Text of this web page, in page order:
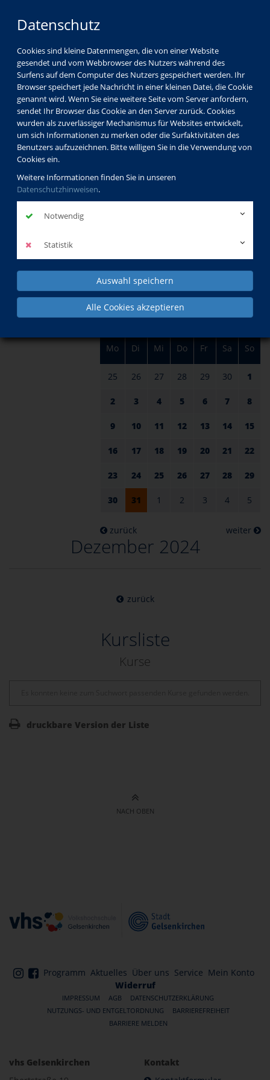
Datenschutz
Cookies sind kleine Datenmengen, die von einer Website
gesendet und vom Webbrowser des Nutzers während des
Surfens auf dem Computer des Nutzers gespeichert werden. Ihr
Browser speichert jede Nachricht in einer kleinen Datei, die Cookie
genannt wird. Wenn Sie eine weitere Seite vom Server anfordern,
sendet Ihr Browser das Cookie an den Server zurück. Cookies
wurden als zuverlässiger Mechanismus für Websites entwickelt,
um sich Informationen zu merken oder die Surfaktivitäten des
Benutzers aufzuzeichnen. Bitte willigen Sie in die Verwendung von
Cookies ein.
Weitere Informationen finden Sie in unseren
Datenschutzhinweisen.
Notwendig
Statistik
Auswahl speichern
Alle Cookies akzeptieren
LOGIN MENÜ
im Dezember
Mo Di Mi Do Fr Sa So
25 26 27 28 29 30 1
2 3 4 5 6 7 8
9 10 11 12 13 14 15
16 17 18 19 20 21 22
23 24 25 26 27 28 29
30 31 1 2 3 4 5
zurück weiter
am 31.
Dezember 2024
zurück
Kursliste
Kurse
druckbare Version der Liste
NACH OBEN
Programm Aktuelles Über uns Service Mein Konto
Widerruf
IMPRESSUM AGB
DATENSCHUTZERKLÄRUNG
NUTZUNGS- UND ENTGELTORDNUNG
BARRIEREFREIHEIT
BARRIERE MELDEN
vhs Gelsenkirchen
Kontakt